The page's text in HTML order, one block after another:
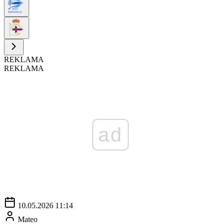
REKLAMA
REKLAMA
ad
10.05.2026 11:14
Mateo